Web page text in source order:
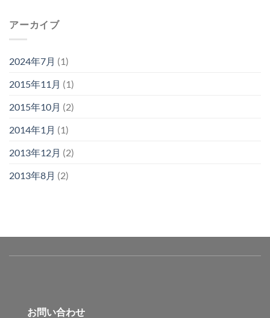
アーカイブ
2024年7月 (1)
2015年11月 (1)
2015年10月 (2)
2014年1月 (1)
2013年12月 (2)
2013年8月 (2)
お問い合わせ